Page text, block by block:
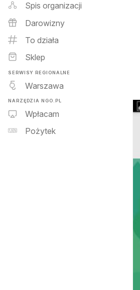
Spis organizacji
Darowizny
To działa
Sklep
SERWISY REGIONALNE
Warszawa
NARZĘDZIA NGO.PL
Wpłacam
Pożytek